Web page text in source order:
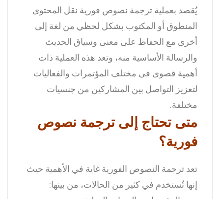
يُقصد بعملية ترجمة نصوص فورية نقل المحتوى
المنطوق أو المكتوب بشكل لحظي من لغة إلى
أخرى مع الحفاظ على معنى وسياق الحديث
والرسالة الأساسية منه، وتعد هذه العملية ذات
أهمية قصوى في مختلف المؤتمرات والفعاليات
لتعزيز التواصل بين المشاركين من جنسيات
مختلفة.
متى تحتاج إلى ترجمة نصوص
فورية؟
تعد ترجمة النصوص الفورية غاية في الأهمية حيث
إنها تُستخدم في كثير من الحالات، من بينها: